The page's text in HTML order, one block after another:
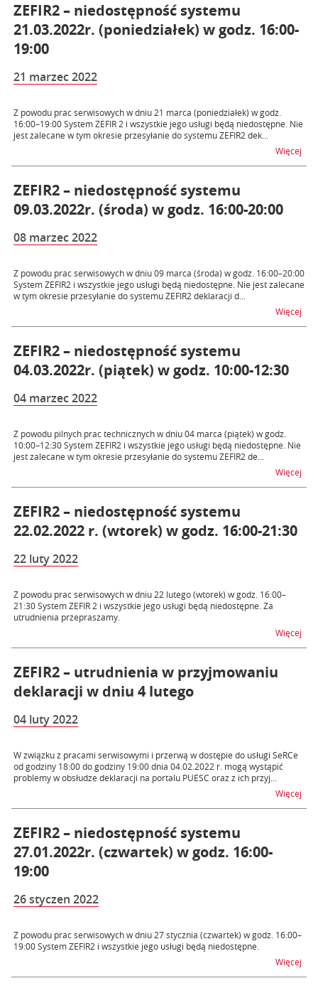
ZEFIR2 – niedostępność systemu
21.03.2022r. (poniedziałek) w godz. 16:00-
19:00
21 marzec 2022
Z powodu prac serwisowych w dniu 21 marca (poniedziałek) w godz.
16:00–19:00 System ZEFIR 2 i wszystkie jego usługi będą niedostępne. Nie
jest zalecane w tym okresie przesyłanie do systemu ZEFIR2 dek...
Więcej
ZEFIR2 – niedostępność systemu
09.03.2022r. (środa) w godz. 16:00-20:00
08 marzec 2022
Z powodu prac serwisowych w dniu 09 marca (środa) w godz. 16:00–20:00
System ZEFIR2 i wszystkie jego usługi będą niedostępne. Nie jest zalecane
w tym okresie przesyłanie do systemu ZEFIR2 deklaracji d...
Więcej
ZEFIR2 – niedostępność systemu
04.03.2022r. (piątek) w godz. 10:00-12:30
04 marzec 2022
Z powodu pilnych prac technicznych w dniu 04 marca (piątek) w godz.
10:00–12:30 System ZEFIR2 i wszystkie jego usługi będą niedostępne. Nie
jest zalecane w tym okresie przesyłanie do systemu ZEFIR2 de...
Więcej
ZEFIR2 – niedostępność systemu
22.02.2022 r. (wtorek) w godz. 16:00-21:30
22 luty 2022
Z powodu prac serwisowych w dniu 22 lutego (wtorek) w godz. 16:00–
21:30 System ZEFIR 2 i wszystkie jego usługi będą niedostępne. Za
utrudnienia przepraszamy.
Więcej
ZEFIR2 – utrudnienia w przyjmowaniu
deklaracji w dniu 4 lutego
04 luty 2022
W związku z pracami serwisowymi i przerwą w dostępie do usługi SeRCe
od godziny 18:00 do godziny 19:00 dnia 04.02.2022 r. mogą wystąpić
problemy w obsłudze deklaracji na portalu PUESC oraz z ich przyj...
Więcej
ZEFIR2 – niedostępność systemu
27.01.2022r. (czwartek) w godz. 16:00-
19:00
26 styczen 2022
Z powodu prac serwisowych w dniu 27 stycznia (czwartek) w godz. 16:00–
19:00 System ZEFIR2 i wszystkie jego usługi będą niedostępne.
Więcej